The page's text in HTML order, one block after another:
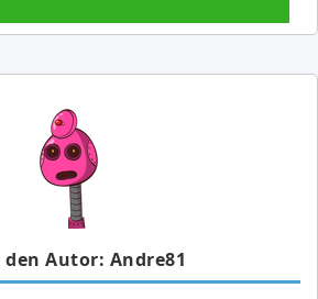
den Autor: Andre81